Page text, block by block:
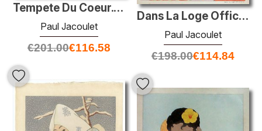
Dans La Loge Officielle
Paul Jacoulet
€198.00€114.84
Tempete Du Coeur. Seoul, Coree
Paul Jacoulet
€201.00€116.58